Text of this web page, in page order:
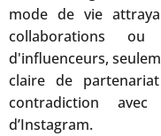
mode de vie
collaborations
d'influenceurs,
claire de
contradiction
d’Instagram.